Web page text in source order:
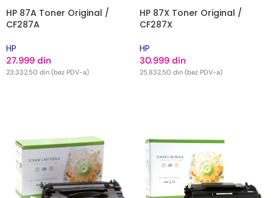
HP 87A Toner Original /
CF287A
HP
27.999 din
23.332,50 din (bez PDV-a)
HP 87X Toner Original /
CF287X
HP
30.999 din
25.832,50 din (bez PDV-a)